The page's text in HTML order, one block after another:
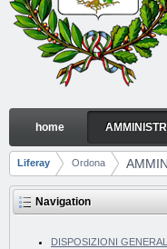
Navigation
home
Breadcrumbs
Liferay Ordona
Navigation
DISPOSIZIONI GENERALI